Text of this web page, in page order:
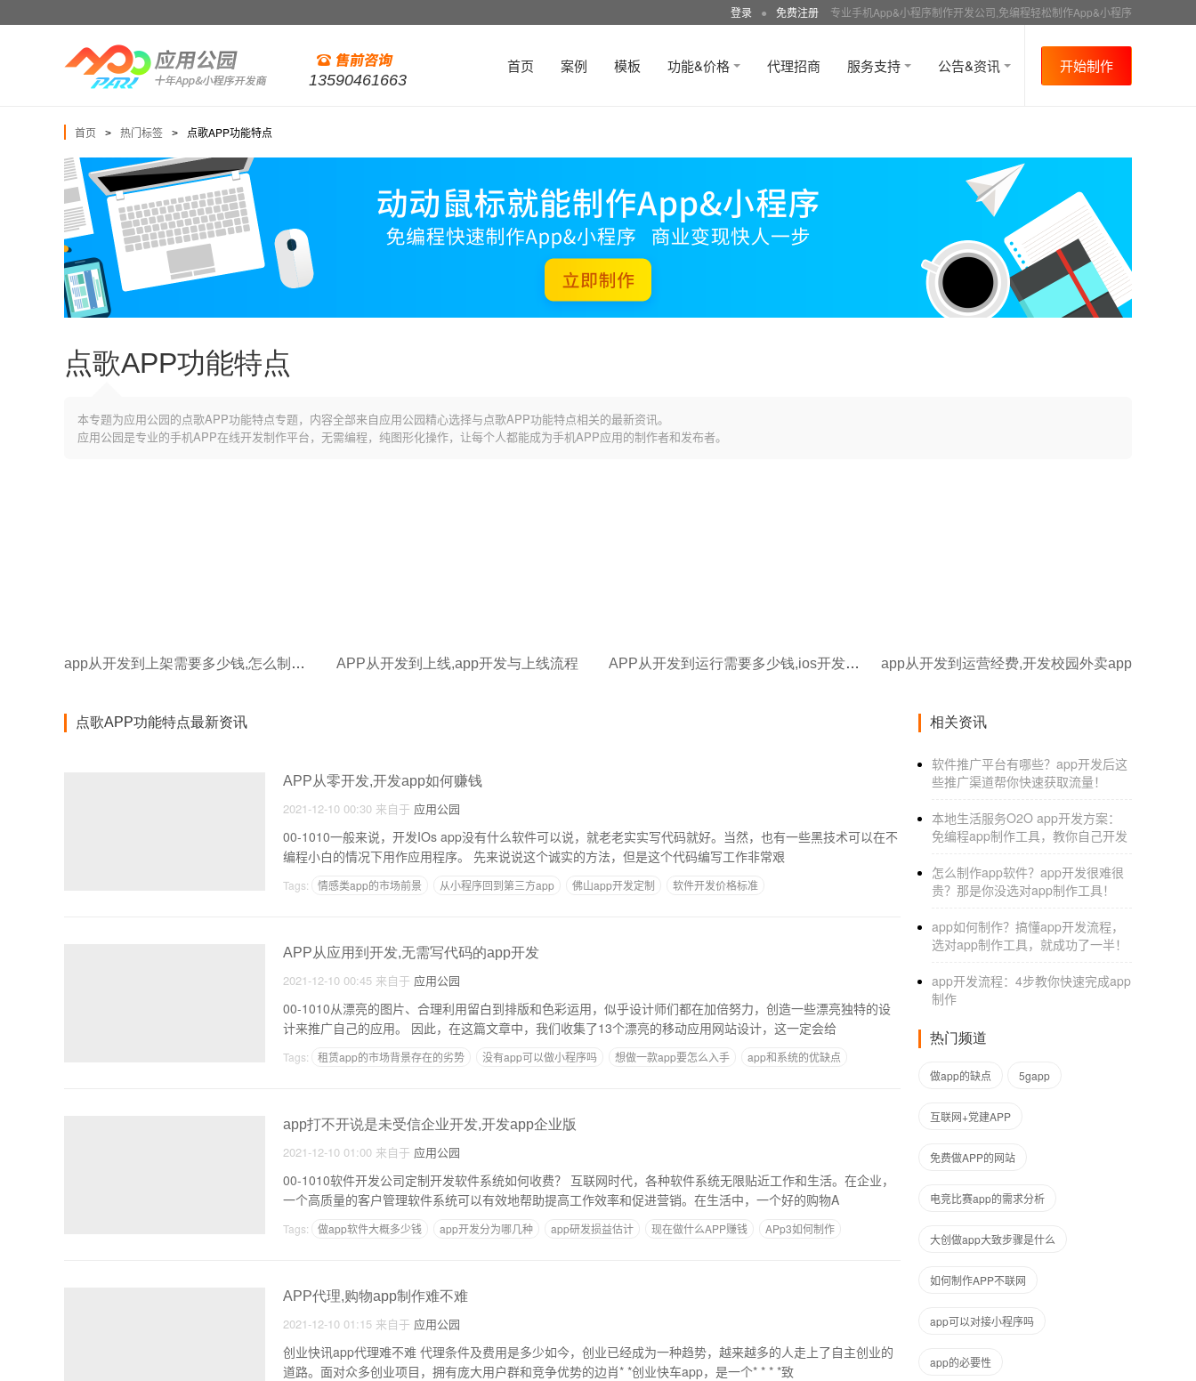
登录 ● 免费注册 专业手机App&小程序制作开发公司,免编程轻松制作App&小程序
13590461663
首页 案例 模板 功能&价格 代理招商 服务支持 公告&资讯 开始制作
首页 > 热门标签 > 点歌APP功能特点
点歌APP功能特点
本专题为应用公园的点歌APP功能特点专题，内容全部来自应用公园精心选择与点歌APP功能特点相关的最新资讯。
应用公园是专业的手机APP在线开发制作平台，无需编程，纯图形化操作，让每个人都能成为手机APP应用的制作者和发布者。
app从开发到上架需要多少钱,怎么制作app软件,需要多少钱 APP从开发到上线,app开发与上线流程 APP从开发到运行需要多少钱,ios开发多少钱 app从开发到运营经费,开发校园外卖app
点歌APP功能特点最新资讯
APP从零开发,开发app如何赚钱
2021-12-10 00:30 来自于 应用公园
00-1010一般来说，开发IOs app没有什么软件可以说，就老老实实写代码就好。当然，也有一些黑技术可以在不
编程小白的情况下用作应用程序。 先来说说这个诚实的方法，但是这个代码编写工作非常艰
Tags: 情感类app的市场前景 从小程序回到第三方app 佛山app开发定制
软件开发价格标准
APP从应用到开发,无需写代码的app开发
2021-12-10 00:45 来自于 应用公园
00-1010从漂亮的图片、合理利用留白到排版和色彩运用，似乎设计师们都在加倍努力，创造一些漂亮独特的设
计来推广自己的应用。 因此，在这篇文章中，我们收集了13个漂亮的移动应用网站设计，这一定会给
Tags: 租赁app的市场背景存在的劣势 没有app可以做小程序吗 想做一款app要怎么入手
app和系统的优缺点
app打不开说是未受信企业开发,开发app企业版
2021-12-10 01:00 来自于 应用公园
00-1010软件开发公司定制开发软件系统如何收费？ 互联网时代，各种软件系统无限贴近工作和生活。在企业，
一个高质量的客户管理软件系统可以有效地帮助提高工作效率和促进营销。在生活中，一个好的购物A
Tags: 做app软件大概多少钱 app开发分为哪几种 app研发损益估计 现在做什么APP赚钱
APp3如何制作
APP代理,购物app制作难不难
2021-12-10 01:15 来自于 应用公园
创业快讯app代理难不难 代理条件及费用是多少如今，创业已经成为一种趋势，越来越多的人走上了自主创业的
道路。面对众多创业项目，拥有庞大用户群和竞争优势的边肖* *创业快车app，是一个* * * *致
相关资讯
软件推广平台有哪些？app开发后这
些推广渠道帮你快速获取流量！
本地生活服务O2O app开发方案：
免编程app制作工具，教你自己开发
怎么制作app软件？app开发很难很
贵？那是你没选对app制作工具！
app如何制作？搞懂app开发流程，
选对app制作工具，就成功了一半！
app开发流程：4步教你快速完成app
制作
热门频道
做app的缺点 5gapp
互联网+党建APP
免费做APP的网站
电竞比赛app的需求分析
大创做app大致步骤是什么
如何制作APP不联网
app可以对接小程序吗
app的必要性